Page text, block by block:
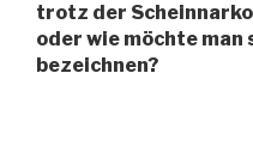
trotz der
oder wie möchte man
bezeichnen?